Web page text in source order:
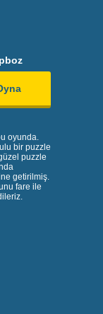
oyunda.
bir puzzle
puzzle
getirilmiş.
fare ile